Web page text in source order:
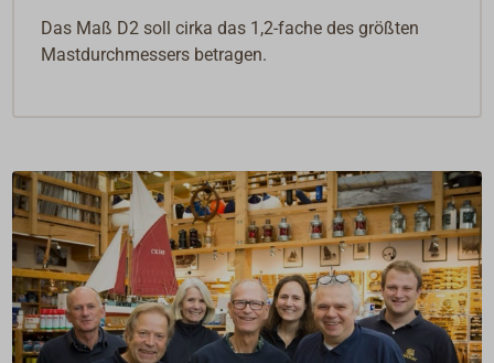
Das Maß D2 soll cirka das 1,2-fache des größten
Mastdurchmessers betragen.